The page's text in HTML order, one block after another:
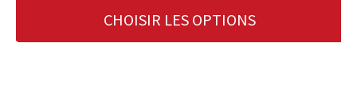
CHOISIR LES OPTIONS